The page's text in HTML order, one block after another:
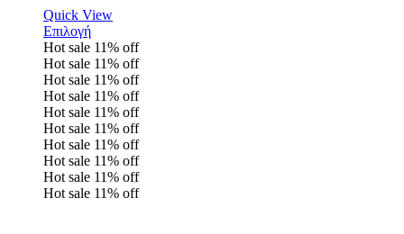
Quick View
Επιλογή
Hot sale 11% off
Hot sale 11% off
Hot sale 11% off
Hot sale 11% off
Hot sale 11% off
Hot sale 11% off
Hot sale 11% off
Hot sale 11% off
Hot sale 11% off
Hot sale 11% off